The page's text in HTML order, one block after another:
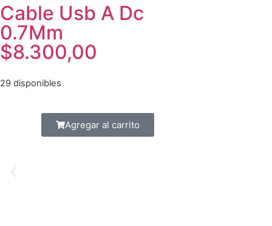
Cable Usb A Dc
0.7Mm
$8.300,00
29 disponibles
Agregar al carrito